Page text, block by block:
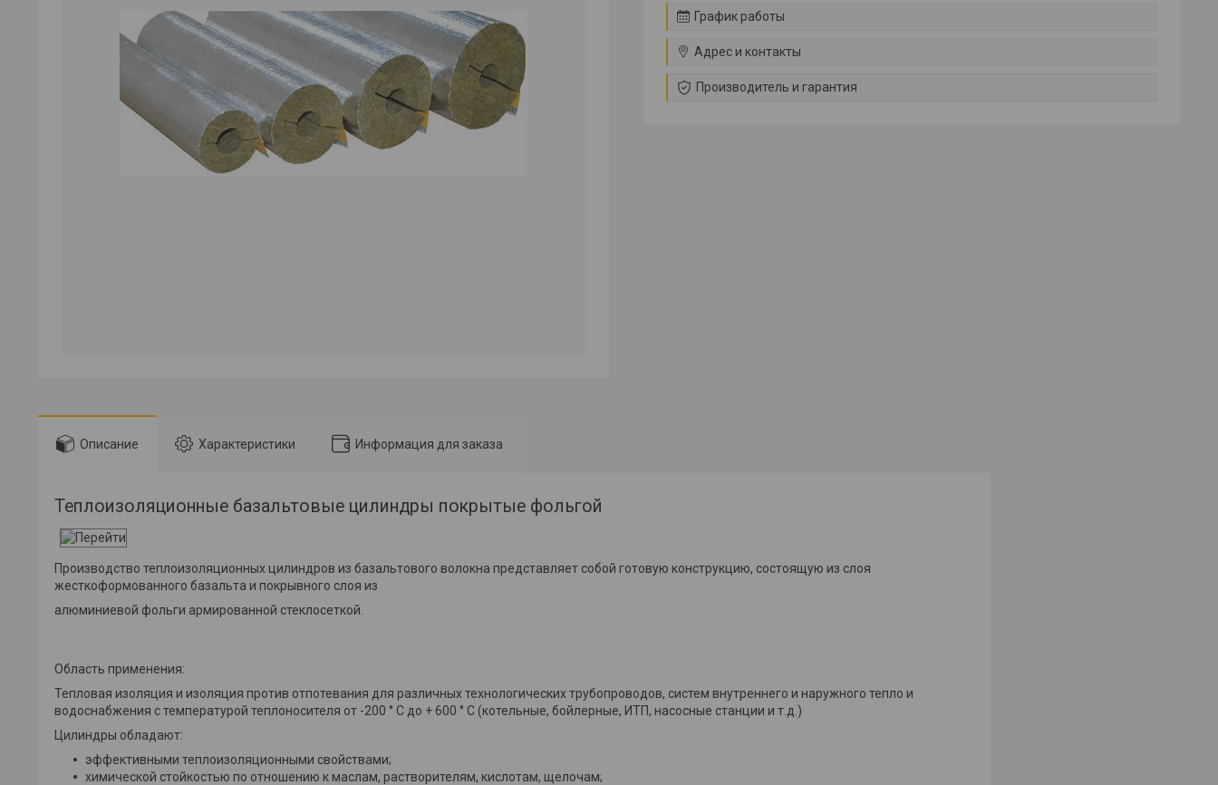
График работы
Адрес и контакты
Производитель и гарантия
Описание Характеристики Информация для заказа
Теплоизоляционные базальтовые цилиндры покрытые фольгой
Производство теплоизоляционных цилиндров из базальтового волокна представляет собой готовую конструкцию, состоящую из слоя
жесткоформованного базальта и покрывного слоя из
алюминиевой фольги армированной стеклосеткой.
Область применения:
Тепловая изоляция и изоляция против отпотевания для различных технологических трубопроводов, систем внутреннего и наружного тепло и
водоснабжения с температурой теплоносителя от -200 ° С до + 600 ° С (котельные, бойлерные, ИТП, насосные станции и т.д.)
Цилиндры обладают:
эффективными теплоизоляционными свойствами;
химической стойкостью по отношению к маслам, растворителям, кислотам, щелочам;